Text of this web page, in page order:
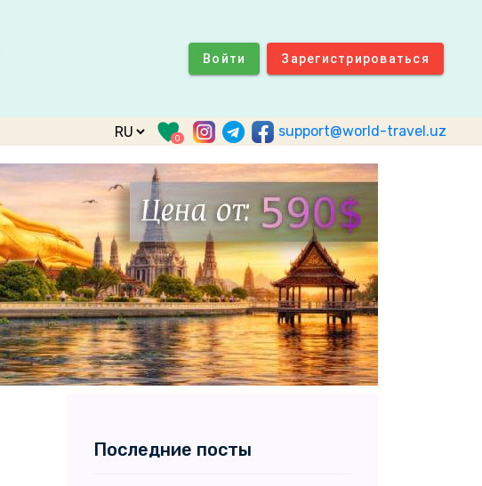
Войти Зарегистрироваться
0 support@world-travel.uz
Последние посты